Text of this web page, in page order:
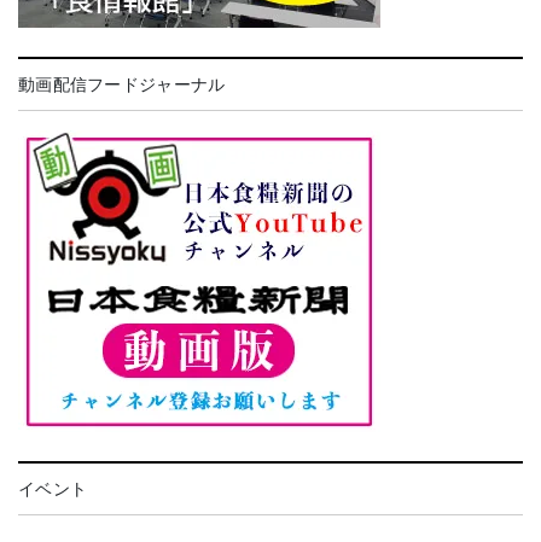
動画配信フードジャーナル
イベント